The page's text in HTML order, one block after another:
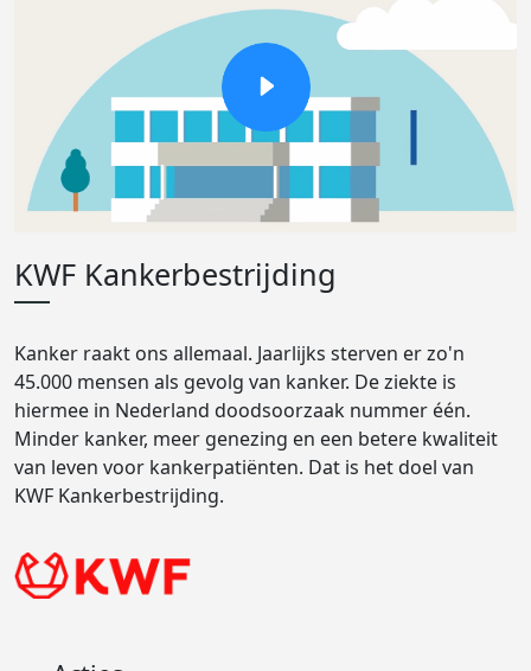
KWF Kankerbestrijding
Kanker raakt ons allemaal. Jaarlijks sterven er zo'n
45.000 mensen als gevolg van kanker. De ziekte is
hiermee in Nederland doodsoorzaak nummer één.
Minder kanker, meer genezing en een betere kwaliteit
van leven voor kankerpatiënten. Dat is het doel van
KWF Kankerbestrijding.